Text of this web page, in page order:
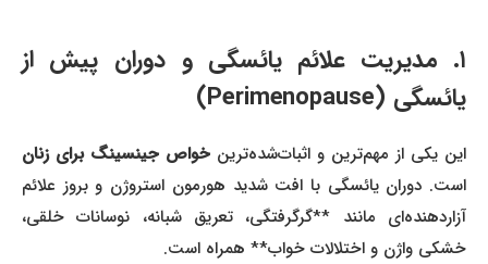
۱. مدیریت علائم یائسگی و دوران پیش از
یائسگی (Perimenopause)
این یکی از مهم‌ترین و اثبات‌شده‌ترینخواص جینسینگ برای زنان
است. دوران یائسگی با افت شدید هورمون استروژن و بروز علائم
آزاردهنده‌ای مانند **گرگرفتگی، تعریق شبانه، نوسانات خلقی،
خشکی واژن و اختلالات خواب** همراه است.